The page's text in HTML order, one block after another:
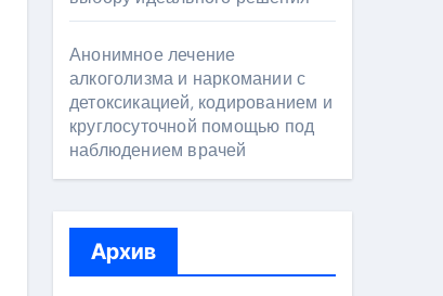
Анонимное лечение
алкоголизма и наркомании с
детоксикацией, кодированием и
круглосуточной помощью под
наблюдением врачей
Архив